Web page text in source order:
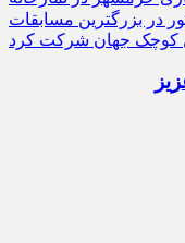
در بزرگترین مسابقات
کوچک جهان شرکت کرد